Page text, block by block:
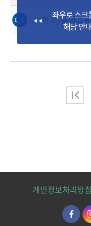
(학부) 음악교
개인정보처리방침